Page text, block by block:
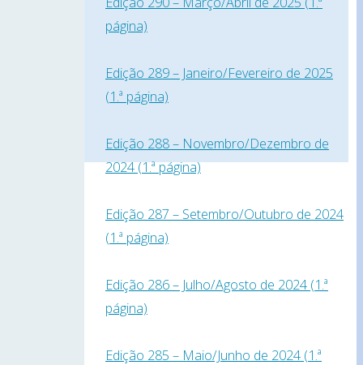
página)
Edição 289 – Janeiro/Fevereiro de 2025
(1.ª página)
Edição 288 – Novembro/Dezembro de
2024 (1.ª página)
Edição 287 – Setembro/Outubro de 2024
(1.ª página)
Edição 286 – Julho/Agosto de 2024 (1.ª
página)
Edição 285 – Maio/Junho de 2024 (1.ª